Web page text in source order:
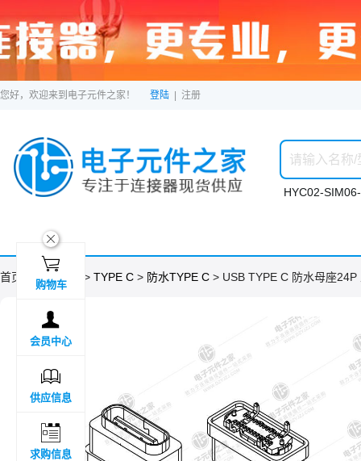
您好，欢迎来到电子元件之家！ 登陆 注册
HYC02-
首页 > 分类目录 > TYPE C > 防水TYPE C > USB TYPE C 防水母座
ဆ

购物车

会员中心

供应信息

求购信息